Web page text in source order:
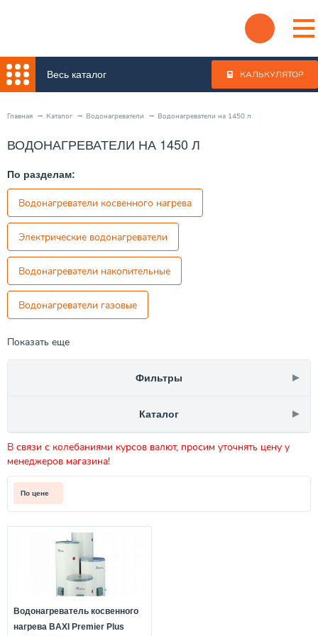
Весь каталог КАЛЬКУЛЯТОР
Главная Каталог Водонагреватели Водонагреватели на 1450 л
ВОДОНАГРЕВАТЕЛИ НА 1450 Л
По разделам:
Водонагреватели косвенного нагрева
Электрические водонагреватели
Водонагреватели накопительные
Водонагреватели газовые
Показать еще
В связи с колебаниями курсов валют, просим уточнять цену у
менеджеров магазина!
По цене
Водонагреватель косвенного
нагрева BAXI Premier Plus
Фильтры
Каталог